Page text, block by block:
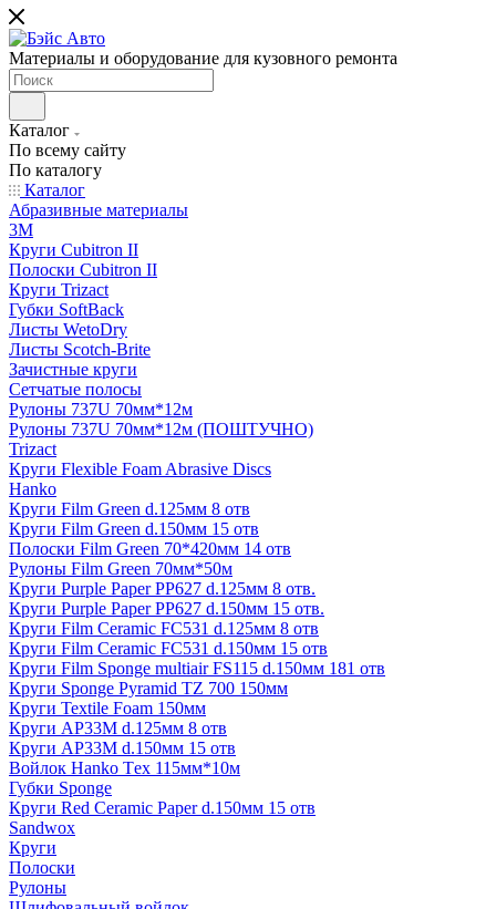
Материалы и оборудование для кузовного ремонта
Каталог
По всему сайту
По каталогу
Каталог
Абразивные материалы
3M
Круги Cubitron II
Полоски Cubitron II
Круги Trizact
Губки SoftBack
Листы WetoDry
Листы Scotch-Brite
Зачистные круги
Сетчатые полосы
Рулоны 737U 70мм*12м
Рулоны 737U 70мм*12м (ПОШТУЧНО)
Trizact
Круги Flexible Foam Abrasive Discs
Hanko
Круги Film Green d.125мм 8 отв
Круги Film Green d.150мм 15 отв
Полоски Film Green 70*420мм 14 отв
Рулоны Film Green 70мм*50м
Круги Purple Paper PP627 d.125мм 8 отв.
Круги Purple Paper PP627 d.150мм 15 отв.
Круги Film Ceramic FC531 d.125мм 8 отв
Круги Film Ceramic FC531 d.150мм 15 отв
Круги Film Sponge multiair FS115 d.150мм 181 отв
Круги Sponge Pyramid TZ 700 150мм
Круги Textile Foam 150мм
Круги AP33M d.125мм 8 отв
Круги AP33M d.150мм 15 отв
Войлок Hanko Tех 115мм*10м
Губки Sponge
Круги Red Ceramic Paper d.150мм 15 отв
Sandwox
Круги
Полоски
Рулоны